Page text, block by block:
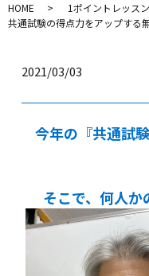
HOME
1ポイントレッスン
共通試験の得点力をアップする
2021/03/03
今年の『共通試
そこで、何人か